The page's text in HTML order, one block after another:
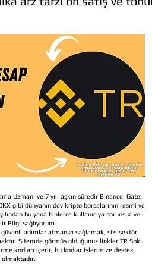
Uzmanı ve 7 yılı aşkın süredir Binance, Gate,
gibi dünyanın dev kripto borsalarının resmi ve
bu yana binlerce kullanıcıya sorunsuz ve
Bilgi sağlıyorum.
adımlar atmanızı sağlamak, sizi sektör
Sitemde görmüş olduğunuz linkler TR Spk
kodları içerir, bu kodlar işlerimize destek
olmaktadır.